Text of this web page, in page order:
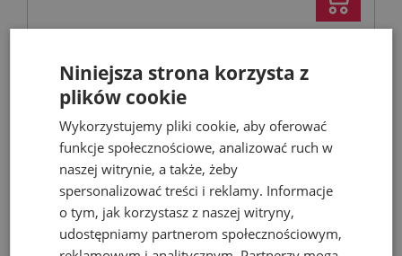
Niniejsza strona korzysta z
plików cookie
Wykorzystujemy pliki cookie, aby oferować
funkcje społecznościowe, analizować ruch w
naszej witrynie, a także, żeby
spersonalizować treści i reklamy. Informacje
o tym, jak korzystasz z naszej witryny,
udostępniamy partnerom społecznościowym,